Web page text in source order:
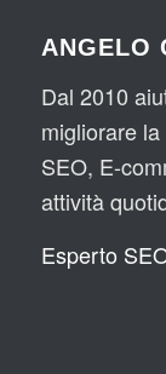
ANGELO
Dal 2010
migliorare
SEO, E-
attività
Esperto